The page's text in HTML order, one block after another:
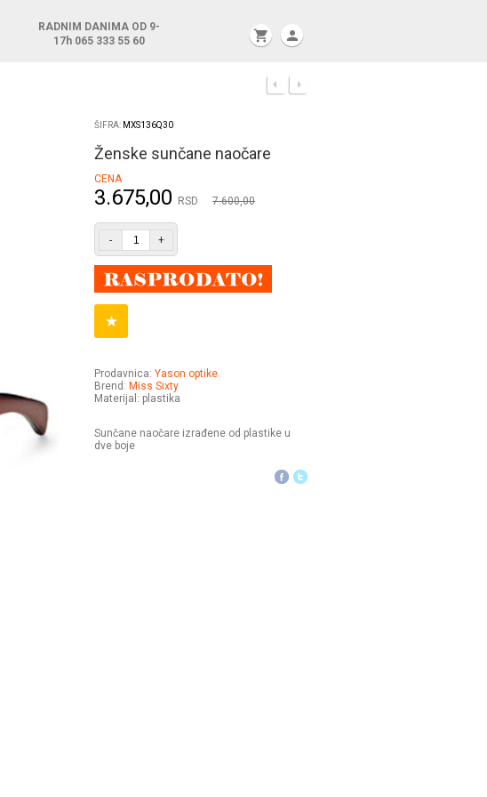
RADNIM DANIMA OD 9-
17h 065 333 55 60 shopping_cart person
ŠIFRA: MXS136Q30
Ženske sunčane naočare
CENA
3.675,00 RSD 7.600,00
- +
Prodavnica: Yason optike
Brend: Miss Sixty
Materijal: plastika
Sunčane naočare izrađene od plastike u
dve boje